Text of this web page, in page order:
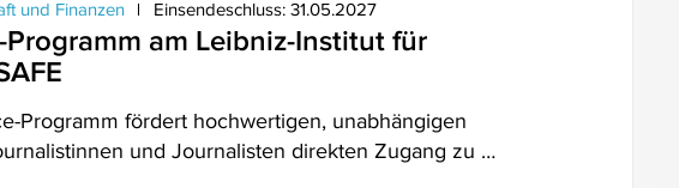
und Finanzen Einsendeschluss: 31.05.2027
am Leibniz-Institut für
Programm fördert hochwertigen, unabhängigen
und Journalisten direkten Zugang zu …